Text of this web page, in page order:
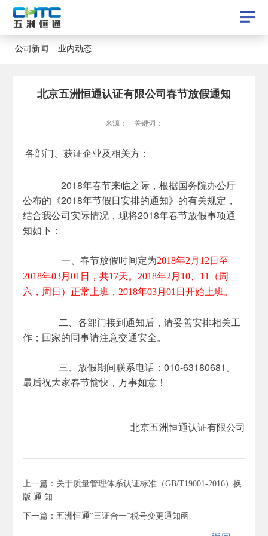
公司新闻 业内动态
北京五洲恒通认证有限公司春节放假通知
来源： 关键词：
各部门、获证企业及相关方：
2018年春节来临之际，根据国务院办公厅
公布的《2018年节假日安排的通知》的有关规定，
结合我公司实际情况，现将2018年春节放假事项通
知如下：
一、春节放假时间定为2018年2月12日至
2018年03月01日，共17天。2018年2月10、11（周
六，周日）正常上班，2018年03月01日开始上班。
二、各部门接到通知后，请妥善安排相关工
作；回家的同事请注意交通安全。
三、放假期间联系电话：010-63180681。
最后祝大家春节愉快，万事如意！
北京五洲恒通认证有限公司
上一篇：关于质量管理体系认证标准（GB/T19001-2016）换
版 通 知
下一篇：五洲恒通“三证合一”税号变更通知函